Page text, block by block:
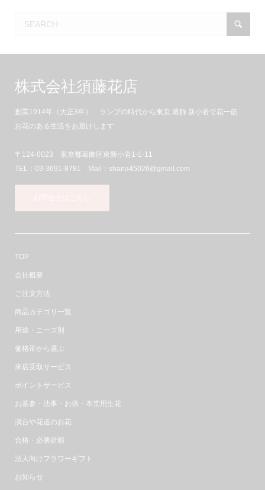
株式会社須藤花店
創業1914年（大正3年） ランプの時代から東京 葛飾 新小岩で花一筋
お花のある生活をお届けします
〒124-0023 東京都葛飾区東新小岩1-1-11
TEL：03-3691-8781 Mail：shana45026@gmail.com
TOP
会社概要
ご注文方法
商品カテゴリ一覧
用途・ニーズ別
価格帯から選ぶ
来店受取サービス
ポイントサービス
お墓参・法事・お供・本堂用生花
演台や花道のお花
合格・必勝祈願
法人向けフラワーギフト
お知らせ